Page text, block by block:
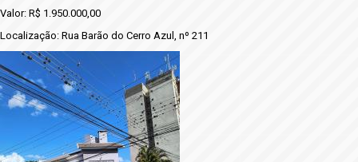
Valor: R$ 1.950.000,00
Localização: Rua Barão do Cerro Azul, nº 211